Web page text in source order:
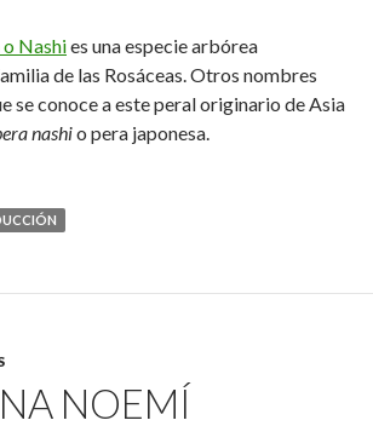
Nashi​es una especie arbórea
de las Rosáceas. Otros nombres
se conoce a este peral originario de Asia
nashio pera japonesa.
NOEMÍ